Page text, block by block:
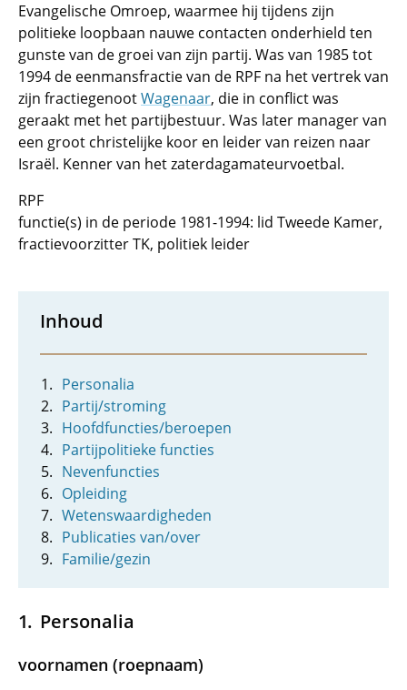
Evangelische Omroep, waarmee hij tijdens zijn
politieke loopbaan nauwe contacten onderhield ten
gunste van de groei van zijn partij. Was van 1985 tot
1994 de eenmansfractie van de RPF na het vertrek van
zijn fractiegenootWagenaar, die in conflict was
geraakt met het partijbestuur. Was later manager van
een groot christelijke koor en leider van reizen naar
Israël. Kenner van het zaterdagamateurvoetbal.
RPF
functie(s) in de periode 1981-1994: lid Tweede Kamer,
fractievoorzitter TK, politiek leider
Inhoud
Personalia
Partij/stroming
Hoofdfuncties/beroepen
Partijpolitieke functies
Nevenfuncties
Opleiding
Wetenswaardigheden
Publicaties van/over
Familie/gezin
Personalia
voornamen (roepnaam)